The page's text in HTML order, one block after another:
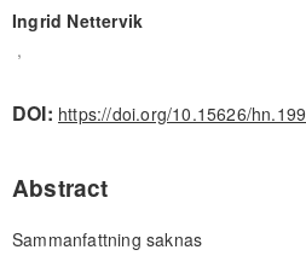
Ingrid Nettervik
,
DOI: https://doi.org/10.15626/
Abstract
Sammanfattning saknas